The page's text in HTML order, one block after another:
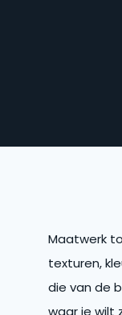
Maatwerk
texturen,
die van de
waar je wilt